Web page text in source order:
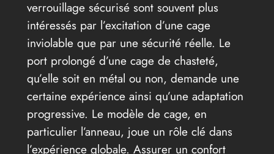
verrouillage sécurisé sont souvent plus
intéressés par l’excitation d’une cage
inviolable que par une sécurité réelle. Le
port prolongé d’une cage de chasteté,
qu’elle soit en métal ou non, demande une
certaine expérience ainsi qu’une adaptation
progressive. Le modèle de cage, en
particulier l’anneau, joue un rôle clé dans
l’expérience globale. Assurer un confort